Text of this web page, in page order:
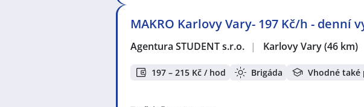
MAKRO Karlovy Vary- 197 Kč/h - denní
Agentura STUDENT s.r.o. | Karlovy Vary(46 km)
197 – 215 Kč / hod Brigáda Vhodné také